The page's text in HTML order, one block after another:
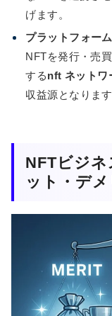
げます。
プラットフォー
NFTを発行・売
するnft ネットワ
収益源となります
NFTビジネ
ット・デ